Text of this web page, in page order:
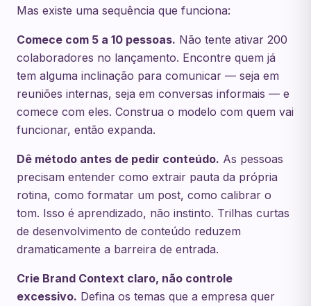
Mas existe uma sequência que funciona:
Comece com 5 a 10 pessoas. Não tente ativar 200
colaboradores no lançamento. Encontre quem já
tem alguma inclinação para comunicar — seja em
reuniões internas, seja em conversas informais — e
comece com eles. Construa o modelo com quem vai
funcionar, então expanda.
Dê método antes de pedir conteúdo. As pessoas
precisam entender como extrair pauta da própria
rotina, como formatar um post, como calibrar o
tom. Isso é aprendizado, não instinto. Trilhas curtas
de desenvolvimento de conteúdo reduzem
dramaticamente a barreira de entrada.
Crie Brand Context claro, não controle
excessivo. Defina os temas que a empresa quer